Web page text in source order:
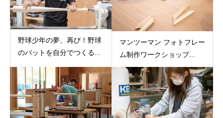
野球少年の夢、再び！野球
のバットを自分でつくる...
マンツーマン フォトフレー
ム制作ワークショップ...